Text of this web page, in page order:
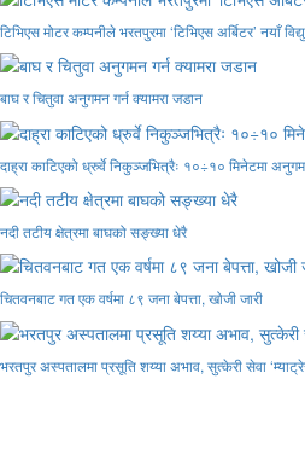
टिभिएस मोटर कम्पनीले भरतपुरमा ‘टिभिएस अर्बिटर’ नयाँ
बाघ र चितुवा अनुगमन गर्न क्यामरा जडान
दाह्रा काटिएको ध्रुर्वे निकुञ्जभित्रैः १०÷१० मिनेटमा
नदी तटीय क्षेत्रमा बाघको सङ्ख्या धेरै
चितवनबाट गत एक वर्षमा ८९ जना बेपत्ता, खोजी जारी
भरतपुर अस्पतालमा प्रसूति शय्या अभाव, सुत्केरी सेवा